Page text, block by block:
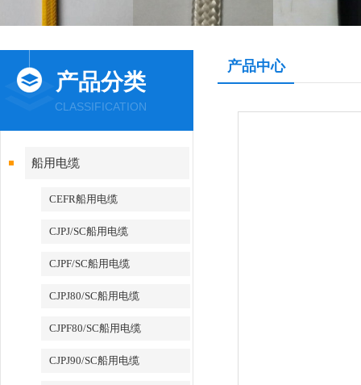
产品分类
CLASSIFICATION
船用电缆
CEFR船用电缆
CJPJ/SC船用电缆
CJPF/SC船用电缆
CJPJ80/SC船用电缆
CJPF80/SC船用电缆
CJPJ90/SC船用电缆
产品中心